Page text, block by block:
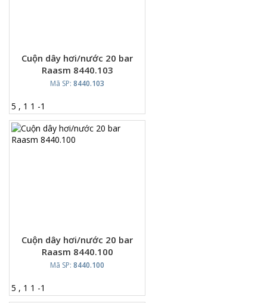
Cuộn dây hơi/nước 20 bar
Raasm 8440.103
Mã SP: 8440.103
5 , 1 1 -1
Cuộn dây hơi/nước 20 bar
Raasm 8440.100
Mã SP: 8440.100
5 , 1 1 -1